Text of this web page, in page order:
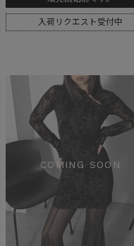
入荷リクエスト受付中